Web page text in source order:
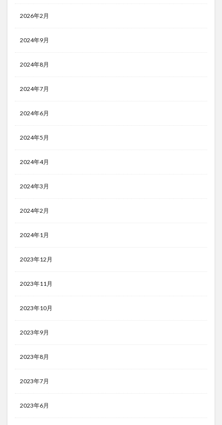
2026年2月
2024年9月
2024年8月
2024年7月
2024年6月
2024年5月
2024年4月
2024年3月
2024年2月
2024年1月
2023年12月
2023年11月
2023年10月
2023年9月
2023年8月
2023年7月
2023年6月